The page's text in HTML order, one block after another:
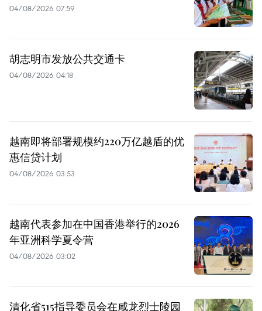
04/08/2026 07:59
胡志明市发放公共交通卡
04/08/2026 04:18
越南即将部署规模约220万亿越盾的优
惠信贷计划
04/08/2026 03:53
越南代表参加在中国香港举行的2026
年亚洲科学夏令营
04/08/2026 03:02
清化省515指导委员会在咸龙烈士陵园